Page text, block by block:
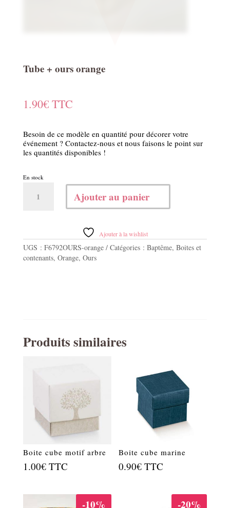
Tube + ours orange
1.90€ TTC
Besoin de ce modèle en quantité pour décorer votre
événement ? Contactez-nous et nous faisons le point sur
les quantités disponibles !
En stock
orange
Ajouter au panier
Ajouter à la wishlist
UGS : F6792OURS-orange Catégories : Baptême, Boites et
contenants, Orange, Ours
Produits similaires
Boite cube motif arbre
1.00€ TTC
Boite cube marine
0.90€ TTC
-10% -20%